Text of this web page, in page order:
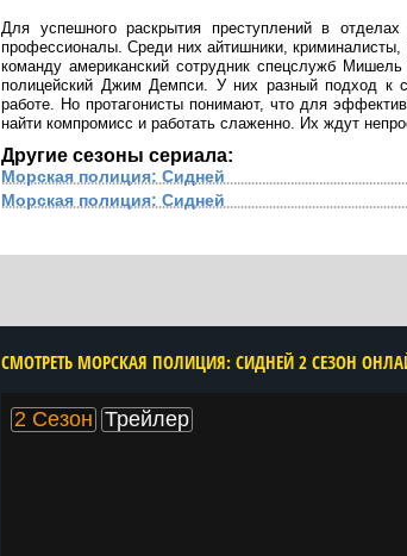
Для успешного раскрытия преступлений в
профессионалы. Среди них айтишники, криминалисты,
команду американский сотрудник спецслужб
полицейский Джим Демпси. У них разный подход к
работе. Но протагонисты понимают, что для
найти компромисс и работать слаженно. Их ждут
Другие сезоны сериала:
Морская полиция: Сидней
Морская полиция: Сидней
2 Сезон Трейлер